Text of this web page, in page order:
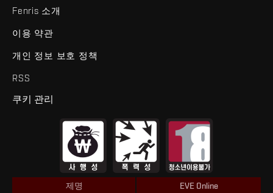
Fenris 소개
이용 약관
개인 정보 보호 정책
RSS
쿠키 관리
제명 EVE Online